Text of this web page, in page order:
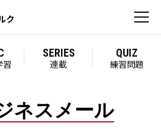
ク
習
SERIES
連載
QUIZ
練習問題
ネスメール